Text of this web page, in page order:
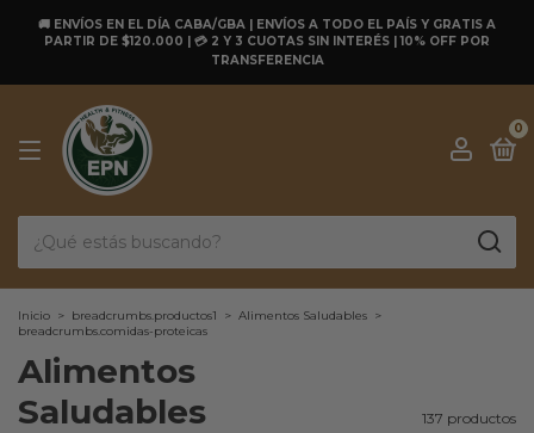
🚚 ENVÍOS EN EL DÍA CABA/GBA | ENVÍOS A TODO EL PAÍS Y GRATIS A
PARTIR DE $120.000 | 💳 2 Y 3 CUOTAS SIN INTERÉS | 10% OFF POR
TRANSFERENCIA
0
Inicio > breadcrumbs.productos1 > Alimentos Saludables >
breadcrumbs.comidas-proteicas
Alimentos
Saludables
137 productos